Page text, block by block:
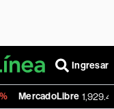
Ingresar
1,929.49 +2.09%